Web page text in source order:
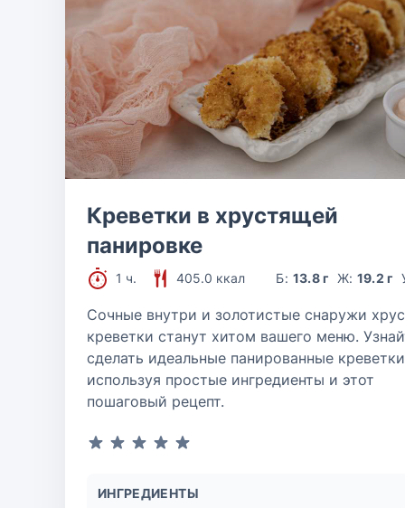
Креветки в хрустящей
панировке
1 ч. 405.0 ккал Б: 13.8 г Ж: 19.2 г
Сочные внутри и золотистые снаружи
креветки станут хитом вашего меню.
сделать идеальные панированные
используя простые ингредиенты и этот
пошаговый рецепт.
ИНГРЕДИЕНТЫ